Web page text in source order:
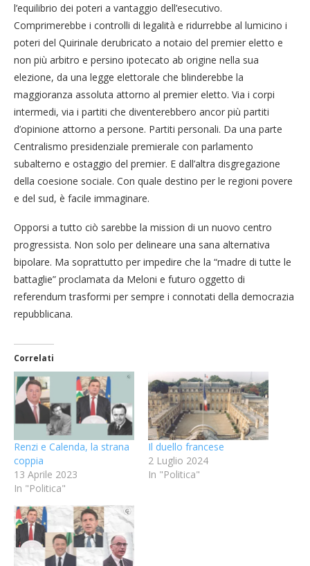
l’equilibrio dei poteri a vantaggio dell’esecutivo.
Comprimerebbe i controlli di legalità e ridurrebbe al lumicino i
poteri del Quirinale derubricato a notaio del premier eletto e
non più arbitro e persino ipotecato ab origine nella sua
elezione, da una legge elettorale che blinderebbe la
maggioranza assoluta attorno al premier eletto. Via i corpi
intermedi, via i partiti che diventerebbero ancor più partiti
d’opinione attorno a persone. Partiti personali. Da una parte
Centralismo presidenziale premierale con parlamento
subalterno e ostaggio del premier. E dall’altra disgregazione
della coesione sociale. Con quale destino per le regioni povere
e del sud, è facile immaginare.
Opporsi a tutto ciò sarebbe la mission di un nuovo centro
progressista. Non solo per delineare una sana alternativa
bipolare. Ma soprattutto per impedire che la “madre di tutte le
battaglie” proclamata da Meloni e futuro oggetto di
referendum trasformi per sempre i connotati della democrazia
repubblicana.
Correlati
Renzi e Calenda, la strana
coppia
13 Aprile 2023
In "Politica"
Il duello francese
2 Luglio 2024
In "Politica"